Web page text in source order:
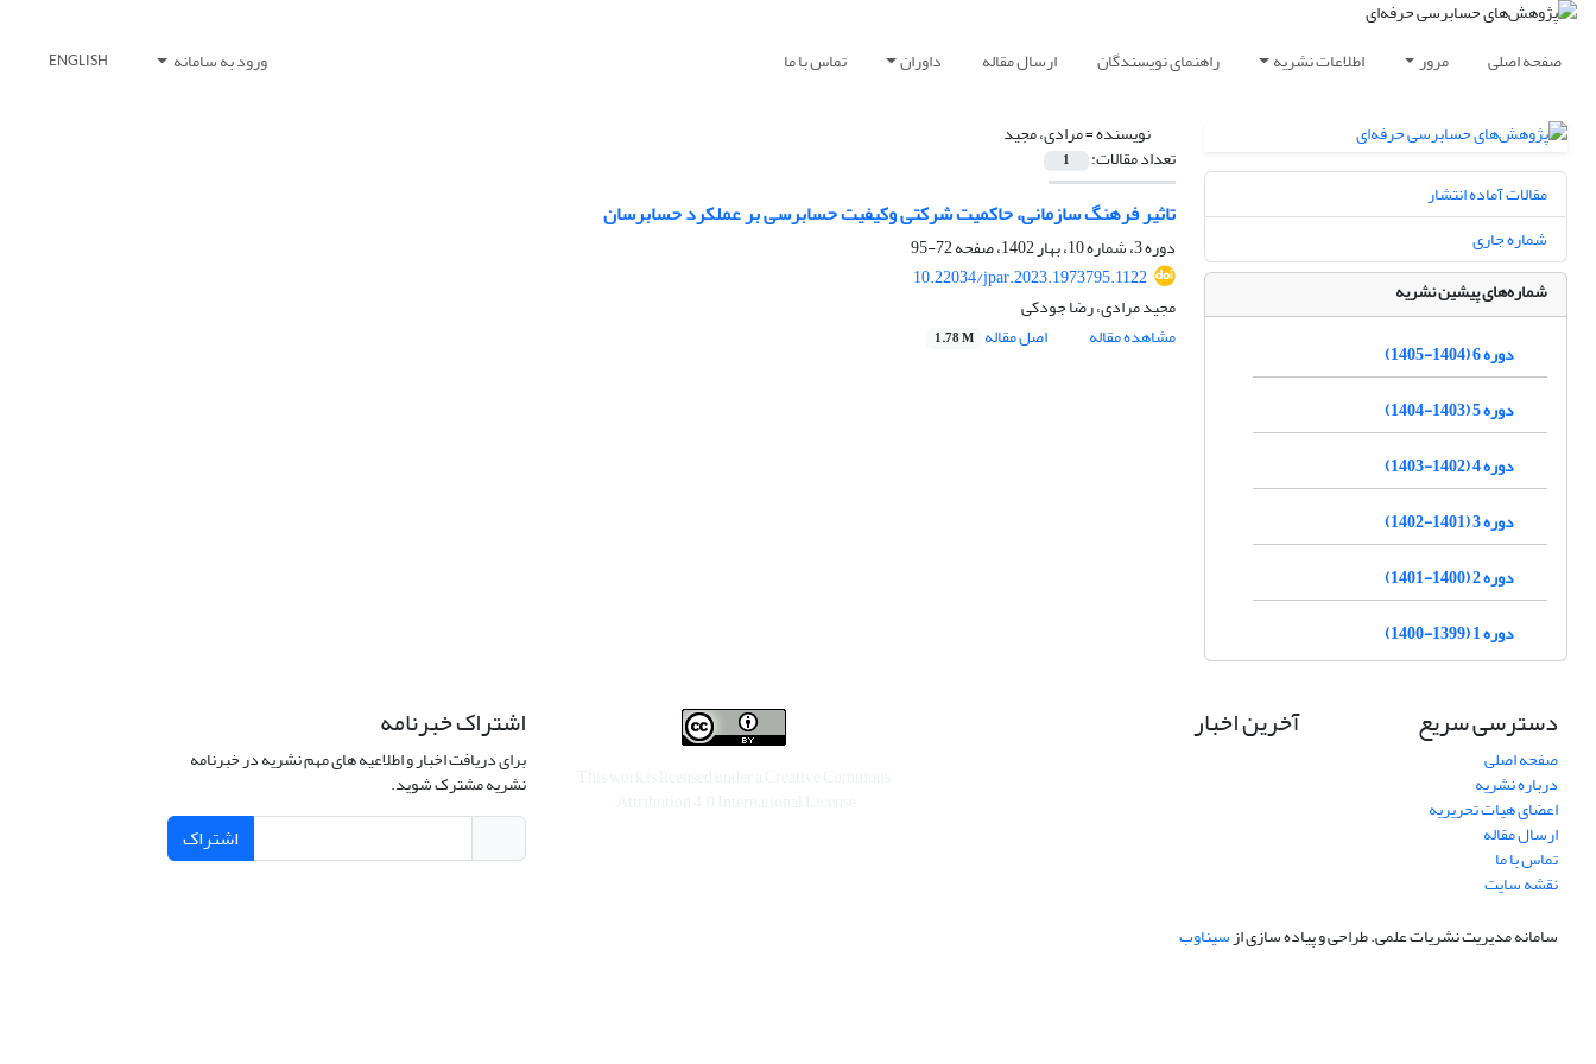
صفحه اصلی مرور اطلاعات نشریه راهنمای نویسندگان ارسال مقاله داوران تماس با ما ورود به سامانه ENGLISH
نویسنده =مرادی، مجید
تعداد مقالات: 1
تاثیر فرهنگ سازمانی، حاکمیت شرکتی وکیفیت حسابرسی بر عملکرد حسابرسان
دوره 3، شماره 10، بهار 1402، صفحه
72-95
10.22034/jpar.2023.1973795.1122
مجید مرادی، رضا جودکی
مشاهده مقاله
اصل مقاله 1.78 M
مقالات آماده انتشار
شماره جاری
شماره‌های پیشین نشریه
دوره 6 (1404-1405)
دوره 5 (1403-1404)
دوره 4 (1402-1403)
دوره 3 (1401-1402)
دوره 2 (1400-1401)
دوره 1 (1399-1400)
دسترسی سریع
صفحه اصلی
درباره نشریه
اعضای هیات تحریریه
ارسال مقاله
تماس با ما
نقشه سایت
آخرین اخبار اشتراک خبرنامه
برای دریافت اخبار و اطلاعیه های مهم نشریه در خبرنامه
نشریه مشترک شوید.
اشتراک
سامانه مدیریت نشریات علمی.طراحی و پیاده سازی ازسیناوب